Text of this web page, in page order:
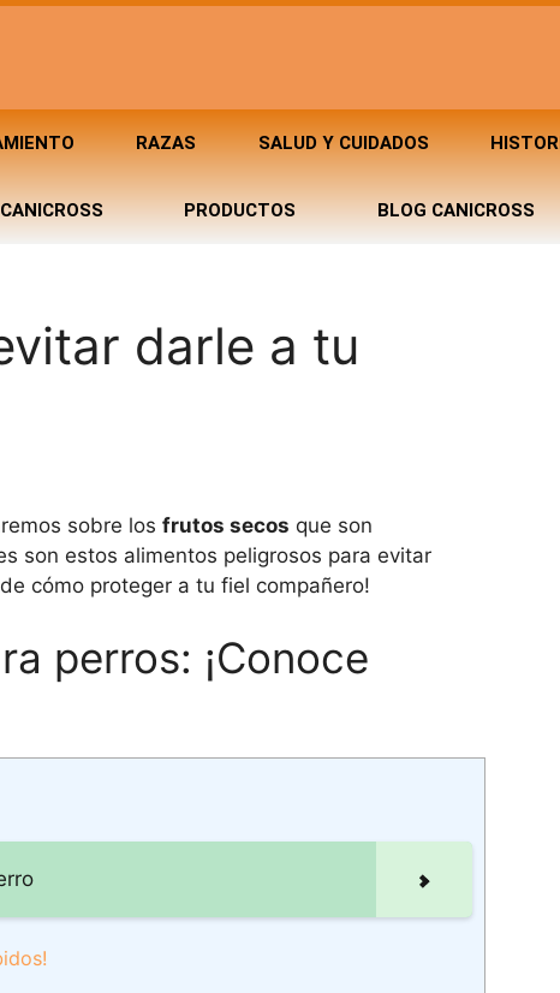
RAZAS SALUD Y CUIDADOS
PRODUCTOS BLOG CANICROSS
darle a tu
sobre los frutos secos que son
son estos alimentos peligrosos para evitar
cómo proteger a tu fiel compañero!
perros: ¡Conoce